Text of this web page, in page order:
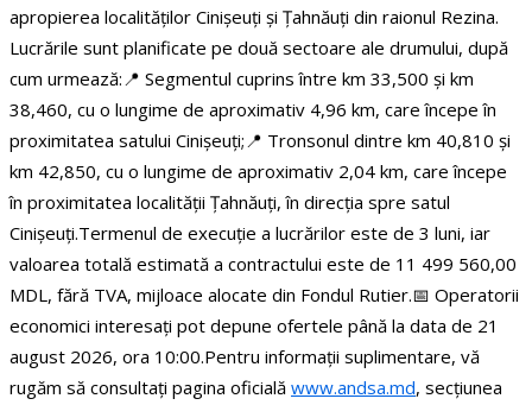
apropierea localităților Cinișeuți și Țahnăuți din raionul Rezina.
Lucrările sunt planificate pe două sectoare ale drumului, după
cum urmează:📍 Segmentul cuprins între km 33,500 și km
38,460, cu o lungime de aproximativ 4,96 km, care începe în
proximitatea satului Cinișeuți;📍 Tronsonul dintre km 40,810 și
km 42,850, cu o lungime de aproximativ 2,04 km, care începe
în proximitatea localității Țahnăuți, în direcția spre satul
Cinișeuți.Termenul de execuție a lucrărilor este de 3 luni, iar
valoarea totală estimată a contractului este de 11 499 560,00
MDL, fără TVA, mijloace alocate din Fondul Rutier.📅 Operatorii
economici interesați pot depune ofertele până la data de 21
august 2026, ora 10:00.Pentru informații suplimentare, vă
rugăm să consultați pagina oficială www.andsa.md, secțiunea